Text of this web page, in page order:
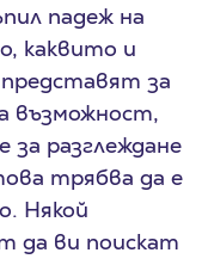
падеж на
каквито и
за
възможност,
за разглеждане
трябва да е
Някой
да ви поискат